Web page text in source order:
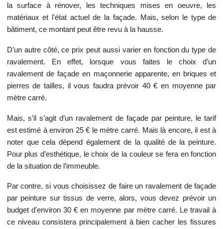
la surface à rénover, les techniques mises en oeuvre, les
matériaux et l'état actuel de la façade. Mais, selon le type de
bâtiment, ce montant peut être revu à la hausse.
D’un autre côté, ce prix peut aussi varier en fonction du type de
ravalement. En effet, lorsque vous faites le choix d’un
ravalement de façade en maçonnerie apparente, en briques et
pierres de tailles, il vous faudra prévoir 40 € en moyenne par
mètre carré.
Mais, s’il s’agit d’un ravalement de façade par peinture, le tarif
est estimé à environ 25 € le mètre carré. Mais là encore, il est à
noter que cela dépend également de la qualité de la peinture.
Pour plus d’esthétique, le choix de la couleur se fera en fonction
de la situation de l’immeuble.
Par contre, si vous choisissez de faire un ravalement de façade
par peinture sur tissus de verre, alors, vous devez prévoir un
budget d'environ 30 € en moyenne par mètre carré. Le travail à
ce niveau consistera principalement à bien cacher les fissures